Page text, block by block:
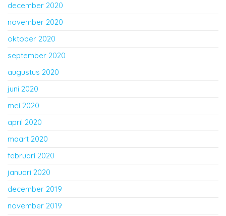
december 2020
november 2020
oktober 2020
september 2020
augustus 2020
juni 2020
mei 2020
april 2020
maart 2020
februari 2020
januari 2020
december 2019
november 2019